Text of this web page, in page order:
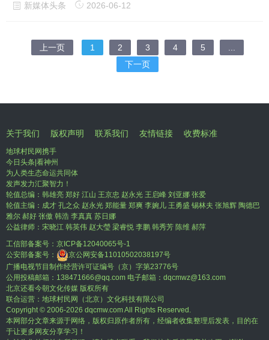
新媒体头条 2026-06-12
上一页 1 2 3 4 5
下一页
关于我们 版权声明 联系我们 友情链接 收费标准
地球村民网携手
今日头条|看神州
为人类生态命运共同体
发声发力汇聚智力！
轮值总编：韩雄亮 郑好 江山 王京忠 赵永光 王启峰 刘亚娜 张爱
轮值主编：成才 孔之众 赵永光 郑能量 郑爽 李婉儿 王勇盛 锡林夫 张旭辉 陶德巴
雅尔 郝好 张傲 韩浩 李真真 苏日娜
公益律师：宋晓江 韩英伟 赵大瑩 梁睿悦 李鹏 韩秀芳 陈维 郝萍
工信部备案号： 京ICP备12040065号-1
公安部备案号：
京公网安备11010502038197号
广播电视节目制作经营许可证编号（京）字第23776号
公用投稿邮箱：138471666@qq.com 电子邮箱：dqcmwz@163.com
北京还看今朝文化传媒 版权所有
联合运营：地球村民网（北京）文化科技有限公司
Copyright © 2006-2026 dqcmw.com All Rights Reserved.
本网部分文章来源于网络，版权归原作者所有，经编者收集整理后发表，目的在
于让更多网友分享学习！